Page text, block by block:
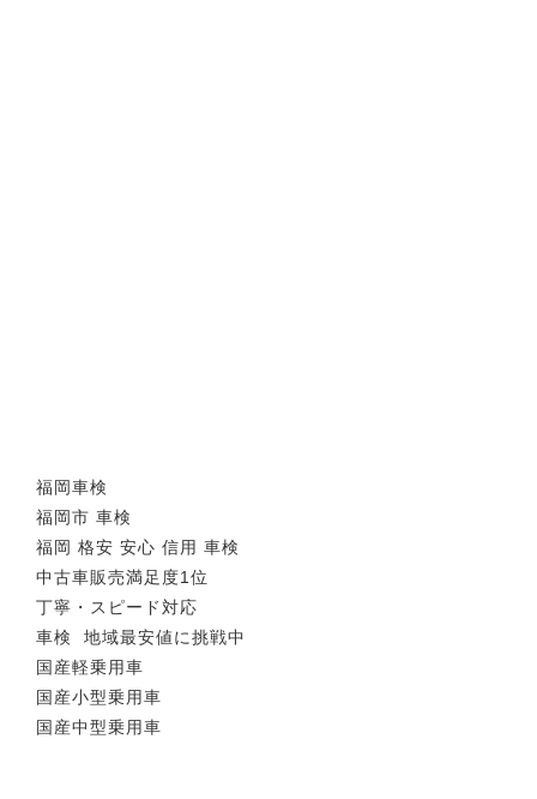
福岡車検
福岡市 車検
福岡 格安 安心 信用 車検
中古車販売満足度1位
丁寧・スピード対応
車検 地域最安値に挑戦中
国産軽乗用車
国産小型乗用車
国産中型乗用車